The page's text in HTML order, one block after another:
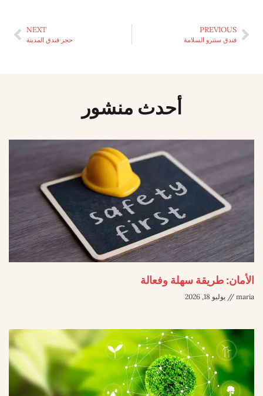
PREVIOUS
فندق سنترو السلامة
NEXT
حجز فندق المدينة
أحدث منشور
الأمان: طريقة سهلة وفعالة
maria يوليو 18, 2026